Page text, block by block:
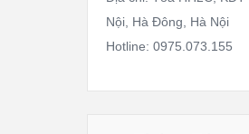
Nội, Hà Đông, Hà Nội
Hotline: 0975.073.155